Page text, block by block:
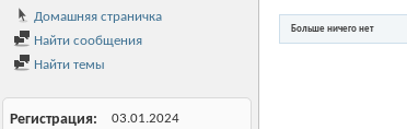
Домашняя страничка
Найти сообщения
Найти темы
Регистрация 03.01.2024
Больше ничего нет